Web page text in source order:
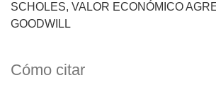
SCHOLES VALOR ECONÓMICO
GOODWILL
Cómo citar